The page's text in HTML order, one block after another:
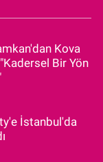
Kova
Bir Yön
İstanbul'da